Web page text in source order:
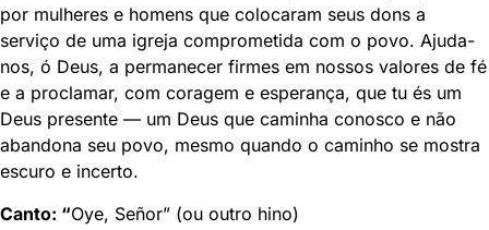
por mulheres e homens que colocaram seus dons a
serviço de uma igreja comprometida com o povo. Ajuda-
nos, ó Deus, a permanecer firmes em nossos valores de fé
e a proclamar, com coragem e esperança, que tu és um
Deus presente — um Deus que caminha conosco e não
abandona seu povo, mesmo quando o caminho se mostra
escuro e incerto.
Canto: “Oye, Señor” (ou outro hino)